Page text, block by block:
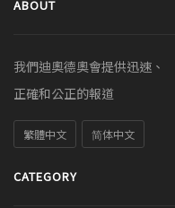
ABOUT
我們迪奧德奧會提供迅速、
正確和公正的報道
繁體中文 简体中文
CATEGORY